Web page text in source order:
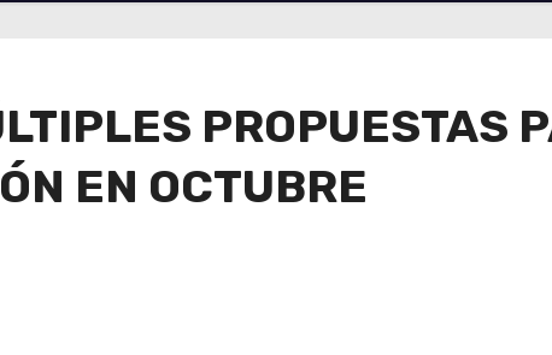
PROPUESTAS
EN OCTUBRE